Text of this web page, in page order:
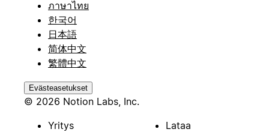
ภาษาไทย
한국어
日本語
简体中文
繁體中文
Evästeasetukset
© 2026 Notion Labs, Inc.
Yritys
Lataa